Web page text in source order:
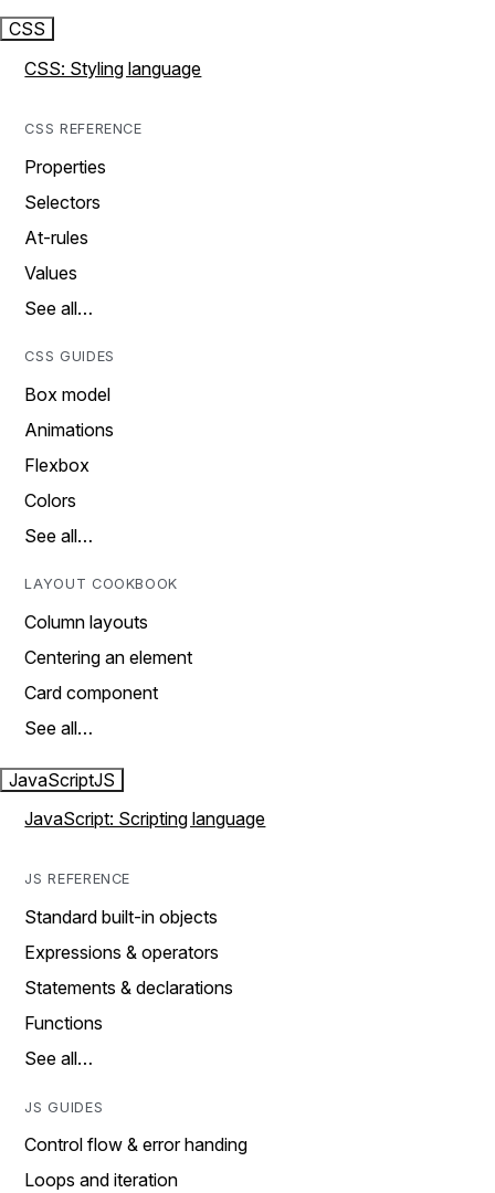
CSS
CSS: Styling language
CSS REFERENCE
Properties
Selectors
At-rules
Values
See all…
CSS GUIDES
Box model
Animations
Flexbox
Colors
See all…
LAYOUT COOKBOOK
Column layouts
Centering an element
Card component
See all…
JavaScriptJS
JavaScript: Scripting language
JS REFERENCE
Standard built-in objects
Expressions & operators
Statements & declarations
Functions
See all…
JS GUIDES
Control flow & error handing
Loops and iteration